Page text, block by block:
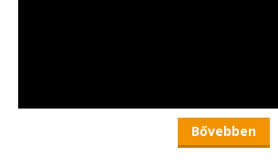
Bővebben